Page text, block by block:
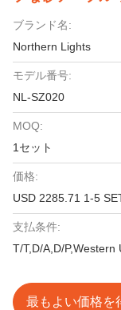
ブランド名:
Northern Lights
モデル番号:
NL-SZ020
MOQ:
1セット
価格:
支払条件:
T/T,D/A,D/P,Western